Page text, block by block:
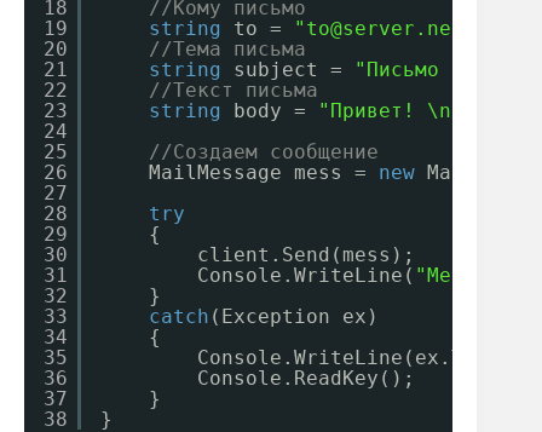
18
19
20
21
22
23
24
25
26
27
28
29
30
31
32
33
34
35
36
37
38
//Кому письмо
string
to = "to@server.net"
//Тема письма
string
subject =
"Письмо от C
//Текст письма
string
body =
"Привет! \n\n\n
//Создаем сообщение
MailMessage mess = new
try
{
client.Send(mess);
Console.WriteLine( "Message
}
catch (Exception ex)
{
Console.ReadKey();
}
}